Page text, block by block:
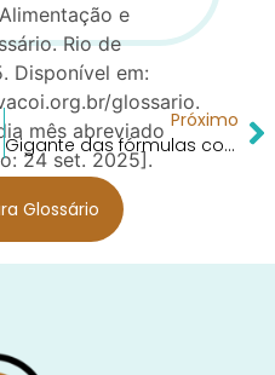
e
Rio de
Disponível em:
glossario.
mês abreviado
24 set. 2025].
Próximo
Gigante das fórmulas comerciais infantis
Glossário